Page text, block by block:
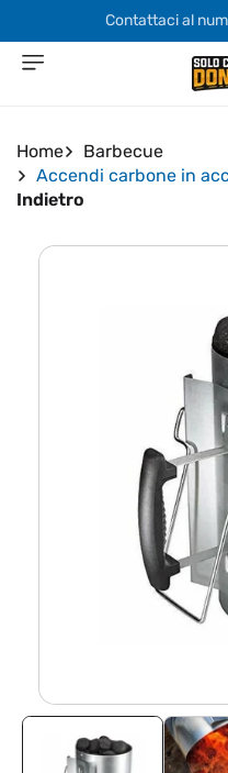
direttamente
ai contenuti
Contattaci al
Home
Barbecue
Accendi carbone in
Indietro
Passa alle
informazioni
multimediali